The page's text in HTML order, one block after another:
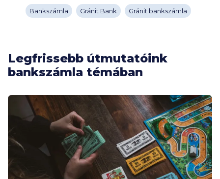
Bankszámla Gránit Bank Gránit bankszámla
Legfrissebb útmutatóink
bankszámla témában